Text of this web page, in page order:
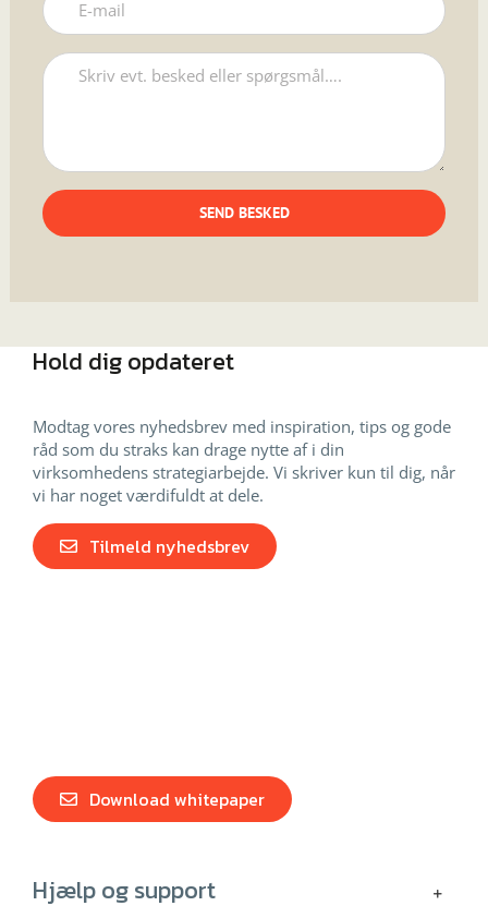
Hold dig opdateret
Modtag vores nyhedsbrev med inspiration, tips og gode
råd som du straks kan drage nytte af i din
virksomhedens strategiarbejde. Vi skriver kun til dig, når
vi har noget værdifuldt at dele.
Tilmeld nyhedsbrev
Download whitepaper
Hjælp og support